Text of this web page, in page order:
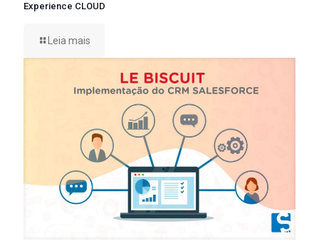
Experience CLOUD
Leia mais